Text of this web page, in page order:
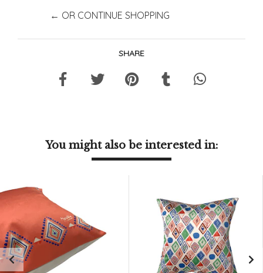
← OR CONTINUE SHOPPING
SHARE
You might also be interested in: